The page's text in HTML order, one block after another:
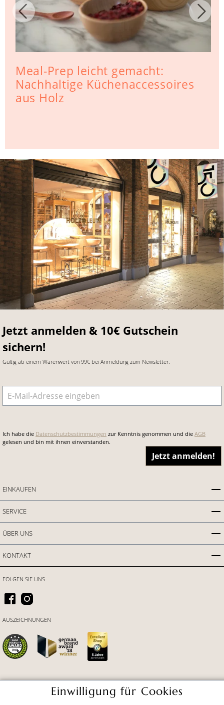
Meal-Prep leicht gemacht:
Nachhaltige Küchenaccessoires
aus Holz
Jetzt anmelden & 10€ Gutschein
sichern!
Gültig ab einem Warenwert von 99€ bei Anmeldung zum Newsletter.
E-Mail-Adresse
Ich habe die Datenschutzbestimmungen zur Kenntnis genommen und die AGB
gelesen und bin mit ihnen einverstanden.
Jetzt anmelden!
EINKAUFEN
SERVICE
ÜBER UNS
KONTAKT
FOLGEN SIE UNS
AUSZEICHNUNGEN
Einwilligung für Cookies